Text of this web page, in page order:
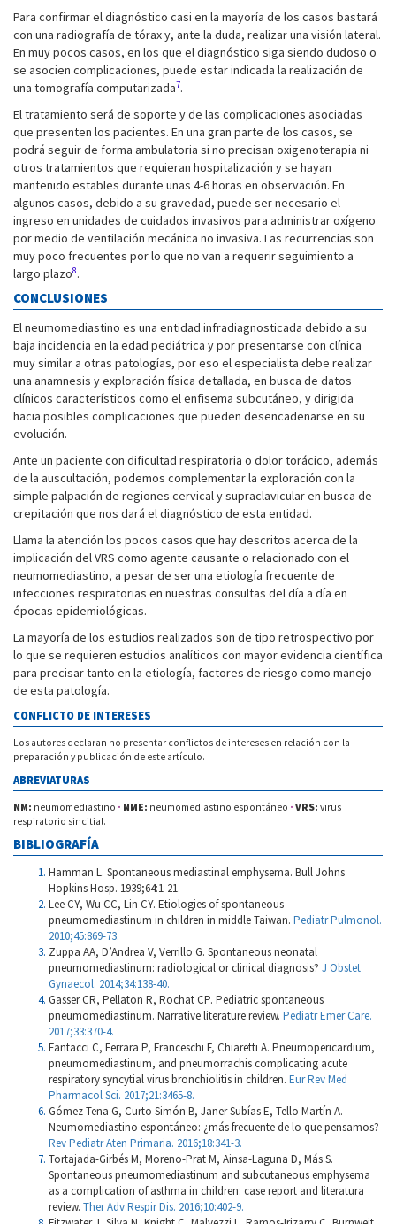
Para confirmar el diagnóstico casi en la mayoría de los casos bastará
con una radiografía de tórax y, ante la duda, realizar una visión lateral.
En muy pocos casos, en los que el diagnóstico siga siendo dudoso o
se asocien complicaciones, puede estar indicada la realización de
una tomografía computarizada7.
El tratamiento será de soporte y de las complicaciones asociadas
que presenten los pacientes. En una gran parte de los casos, se
podrá seguir de forma ambulatoria si no precisan oxigenoterapia ni
otros tratamientos que requieran hospitalización y se hayan
mantenido estables durante unas 4-6 horas en observación. En
algunos casos, debido a su gravedad, puede ser necesario el
ingreso en unidades de cuidados invasivos para administrar oxígeno
por medio de ventilación mecánica no invasiva. Las recurrencias son
muy poco frecuentes por lo que no van a requerir seguimiento a
largo plazo8.
CONCLUSIONES
El neumomediastino es una entidad infradiagnosticada debido a su
baja incidencia en la edad pediátrica y por presentarse con clínica
muy similar a otras patologías, por eso el especialista debe realizar
una anamnesis y exploración física detallada, en busca de datos
clínicos característicos como el enfisema subcutáneo, y dirigida
hacia posibles complicaciones que pueden desencadenarse en su
evolución.
Ante un paciente con dificultad respiratoria o dolor torácico, además
de la auscultación, podemos complementar la exploración con la
simple palpación de regiones cervical y supraclavicular en busca de
crepitación que nos dará el diagnóstico de esta entidad.
Llama la atención los pocos casos que hay descritos acerca de la
implicación del VRS como agente causante o relacionado con el
neumomediastino, a pesar de ser una etiología frecuente de
infecciones respiratorias en nuestras consultas del día a día en
épocas epidemiológicas.
La mayoría de los estudios realizados son de tipo retrospectivo por
lo que se requieren estudios analíticos con mayor evidencia científica
para precisar tanto en la etiología, factores de riesgo como manejo
de esta patología.
CONFLICTO DE INTERESES
Los autores declaran no presentar conflictos de intereses en relación con la
preparación y publicación de este artículo.
ABREVIATURAS
NM: neumomediastino · NME: neumomediastino espontáneo · VRS: virus
respiratorio sincitial.
BIBLIOGRAFÍA
Hamman L. Spontaneous mediastinal emphysema. Bull Johns
Hopkins Hosp. 1939;64:1-21.
Lee CY, Wu CC, Lin CY. Etiologies of spontaneous
pneumomediastinum in children in middle Taiwan. Pediatr Pulmonol.
2010;45:869-73.
Zuppa AA, D’Andrea V, Verrillo G. Spontaneous neonatal
pneumomediastinum: radiological or clinical diagnosis? J Obstet
Gynaecol. 2014;34:138-40.
Gasser CR, Pellaton R, Rochat CP. Pediatric spontaneous
pneumomediastinum. Narrative literature review. Pediatr Emer Care.
2017;33:370-4.
Fantacci C, Ferrara P, Franceschi F, Chiaretti A. Pneumopericardium,
pneumomediastinum, and pneumorrachis complicating acute
respiratory syncytial virus bronchiolitis in children. Eur Rev Med
Pharmacol Sci. 2017;21:3465-8.
Gómez Tena G, Curto Simón B, Janer Subías E, Tello Martín A.
Neumomediastino espontáneo: ¿más frecuente de lo que pensamos?
Rev Pediatr Aten Primaria. 2016;18:341-3.
Tortajada-Girbés M, Moreno-Prat M, Ainsa-Laguna D, Más S.
Spontaneous pneumomediastinum and subcutaneous emphysema
as a complication of asthma in children: case report and literatura
review. Ther Adv Respir Dis. 2016;10:402-9.